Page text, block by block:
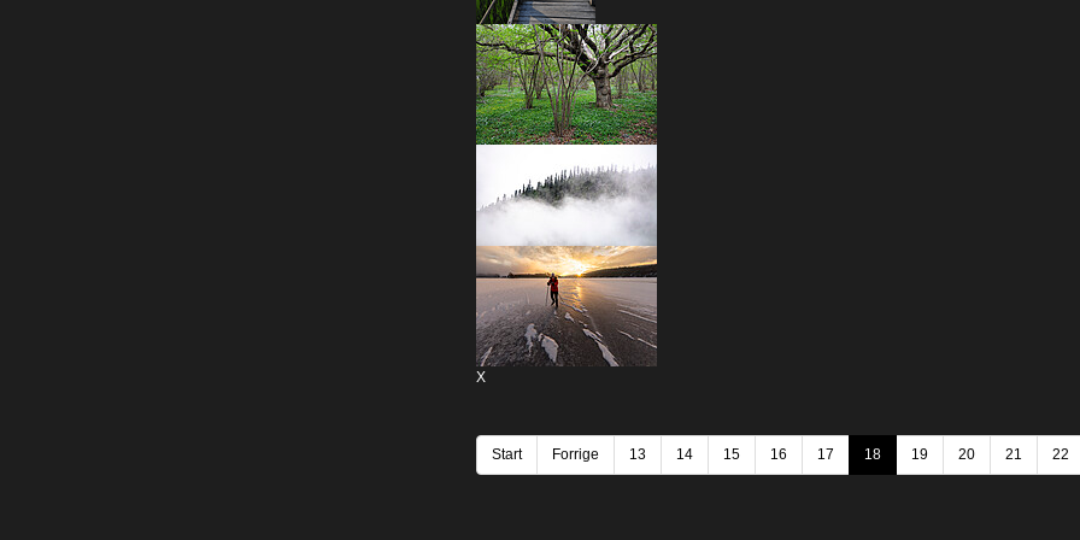
X
Start Forrige 13 14 15 16 17 18 19 20 21 22